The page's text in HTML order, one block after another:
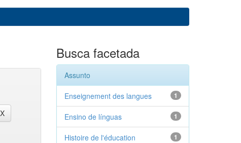
Busca facetada
Assunto
1
Enseignement des langues
1
Ensino de línguas
1
Histoire de l'éducation